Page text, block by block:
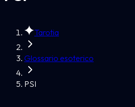
Tarotia
Glossario esoterico
PSI